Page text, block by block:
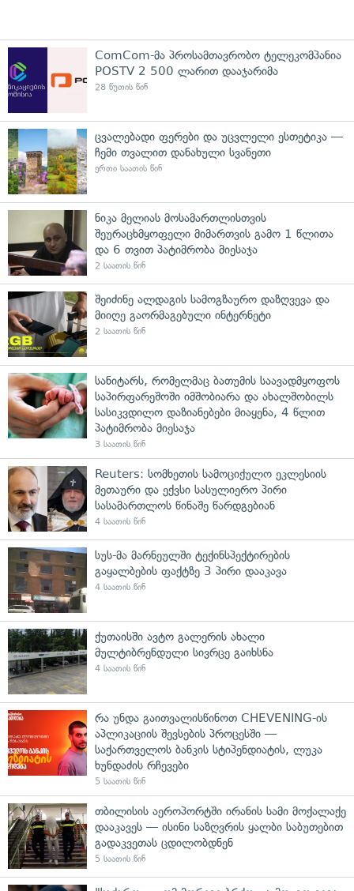
ComCom-მა პროსამთავრობო ტელეკომპანია
POSTV 2 500 ლარით დააჯარიმა
28 წუთის წინ
ცვალებადი ფერები და უცვლელი ესთეტიკა —
ჩემი თვალით დანახული სვანეთი
ერთი საათის წინ
ნიკა მელიას მოსამართლისთვის
შეურაცხმყოფელი მიმართვის გამო 1 წლითა
და 6 თვით პატიმრობა მიესაჯა
2 საათის წინ
შეიძინე ალდაგის სამოგზაურო დაზღვევა და
მიიღე გაორმაგებული ინტერნეტი
2 საათის წინ
სანიტარს, რომელმაც ბათუმის საავადმყოფოს
საპირფარეშოში იმშობიარა და ახალშობილს
სასიკვდილო დაზიანებები მიაყენა, 4 წლით
პატიმრობა მიესაჯა
3 საათის წინ
Reuters: სომხეთის სამოციქულო ეკლესიის
მეთაური და ექვსი სასულიერო პირი
სასამართლოს წინაშე წარდგებიან
4 საათის წინ
სუს-მა მარნეულში ტექინსპექტირების
გაყალბების ფაქტზე 3 პირი დააკავა
4 საათის წინ
ქუთაისში ავტო გალერის ახალი
მულტიბრენდული სივრცე გაიხსნა
4 საათის წინ
რა უნდა გაითვალისწინოთ CHEVENING-ის
აპლიკაციის შევსების პროცესში —
საქართველოს ბანკის სტიპენდიატის, ლუკა
ხუნდაძის რჩევები
5 საათის წინ
თბილისის აეროპორტში ირანის სამი მოქალაქე
დააკავეს — ისინი საზღვრის ყალბი საბუთებით
გადაკვეთას ცდილობდნენ
5 საათის წინ